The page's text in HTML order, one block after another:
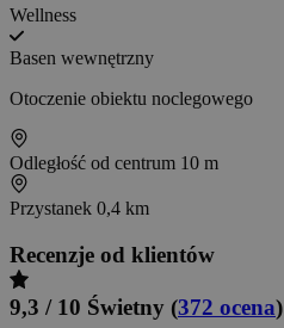
Wellness
Basen wewnętrzny
Otoczenie obiektu noclegowego
Odległość od centrum 10 m
Przystanek 0,4 km
Recenzje od klientów
9,3 / 10 Świetny (372 ocena)